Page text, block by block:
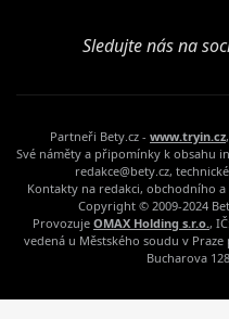
Sledujte nás na
Partneři Bety.cz - www.tryin.cz,
Své náměty a připomínky k obsahu
redakce@bety.cz,
Kontakty na redakci, obchodního
Copyright © 2009-2024
Provozuje OMAX Holding s.r.o.,
vedená u Městského soudu v
Bucharova